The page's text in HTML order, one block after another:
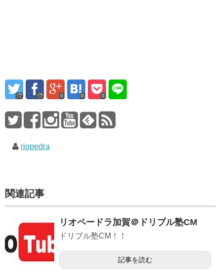
0 0 0
riopedra
関連記事
リオペードラ加賀＠ドリブル塾CM
ドリブル塾CM！！
記事を読む